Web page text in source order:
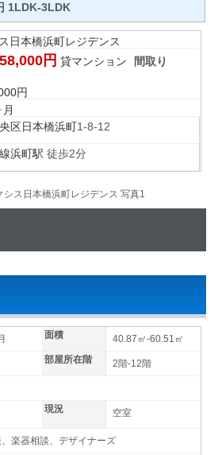
1LDK-3LDK
日本橋浜町レジデンス
円 貸マンション 間取り
円
区日本橋浜町1-8-12
浜町駅 徒歩2分
面積
40.87㎡-60.51㎡
部屋所在階
2階-12階
現況 空室
楽器相談、デザイナーズ